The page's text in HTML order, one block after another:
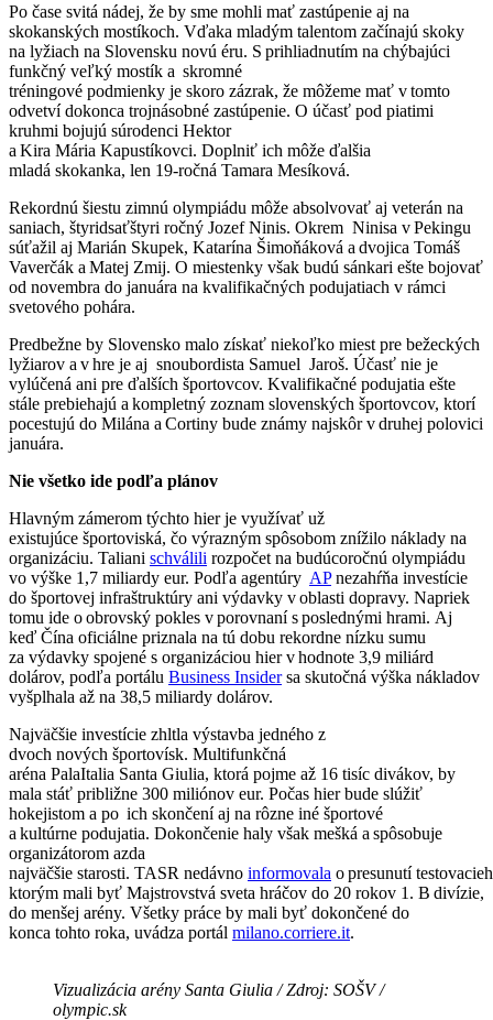
Po čase svitá nádej, že by sme mohli mať zastúpenie aj na
skokanských mostíkoch. Vďaka mladým talentom začínajú skoky
na lyžiach na Slovensku novú éru. S prihliadnutím na chýbajúci
funkčný veľký mostík a skromné
tréningové podmienky je skoro zázrak, že môžeme mať v tomto
odvetví dokonca trojnásobné zastúpenie. O účasť pod piatimi
kruhmi bojujú súrodenci Hektor
a Kira Mária Kapustíkovci. Doplniť ich môže ďalšia
mladá skokanka, len 19-ročná Tamara Mesíková.
Rekordnú šiestu zimnú olympiádu môže absolvovať aj veterán na
saniach, štyridsaťštyri ročný Jozef Ninis. Okrem Ninisa v Pekingu
súťažil aj Marián Skupek, Katarína Šimoňáková a dvojica Tomáš
Vaverčák a Matej Zmij. O miestenky však budú sánkari ešte bojovať
od novembra do januára na kvalifikačných podujatiach v rámci
svetového pohára.
Predbežne by Slovensko malo získať niekoľko miest pre bežeckých
lyžiarov a v hre je aj snoubordista Samuel Jaroš. Účasť nie je
vylúčená ani pre ďalších športovcov. Kvalifikačné podujatia ešte
stále prebiehajú a kompletný zoznam slovenských športovcov, ktorí
pocestujú do Milána a Cortiny bude známy najskôr v druhej polovici
januára.
Nie všetko ide podľa plánov
Hlavným zámerom týchto hier je využívať už
existujúce športoviská, čo výrazným spôsobom znížilo náklady na
organizáciu. Taliani schválili rozpočet na budúcoročnú olympiádu
vo výške 1,7 miliardy eur. Podľa agentúry APnezahŕňa investície
do športovej infraštruktúry ani výdavky v oblasti dopravy. Napriek
tomu ide o obrovský pokles v porovnaní s poslednými hrami. Aj
keď Čína oficiálne priznala na tú dobu rekordne nízku sumu
za výdavky spojené s organizáciou hier v hodnote 3,9 miliárd
dolárov, podľa portálu Business Insidersa skutočná výška nákladov
vyšplhala až na 38,5 miliardy dolárov.
Najväčšie investície zhltla výstavba jedného z
dvoch nových športovísk. Multifunkčná
aréna PalaItalia Santa Giulia, ktorá pojme až 16 tisíc divákov, by
mala stáť približne 300 miliónov eur. Počas hier bude slúžiť
hokejistom a po ich skončení aj na rôzne iné športové
a kultúrne podujatia. Dokončenie haly však mešká a spôsobuje
organizátorom azda
najväčšie starosti. TASR nedávno informovala o presunutí
ktorým mali byť Majstrovstvá sveta hráčov do 20 rokov 1. B divízie,
do menšej arény. Všetky práce by mali byť dokončené do
konca tohto roka, uvádza portál milano.corriere.it.
Vizualizácia arény Santa Giulia / Zdroj: SOŠV /
olympic.sk